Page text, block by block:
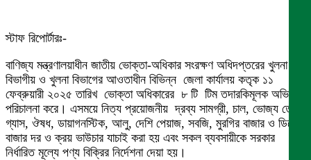
স্টাফ রিপোর্টারঃ-
বাণিজ্য মন্ত্রণালয়াধীন জাতীয় ভোক্তা-অধিকার সংরক্ষণ অধিদপ্তরের খুলনা
বিভাগীয় ও খুলনা বিভাগের আওতাধীন বিভিন্ন জেলা কার্যালয় কতৃক ১১
ফেব্রুয়ারী ২০২৫ তারিখ ভোক্তা অধিকারের ৮ টি টিম তদারকিমূলক অভিযান
পরিচালনা করে। এসময়ে নিত্য প্রয়োজনীয় দ্রব্য সামগ্রী, চাল, ভোজ্য তেল,
গ্যাস, ঔষধ, ডায়াগনস্টিক, আলু, দেশি পেয়াজ, সবজি, মুরগির বাজার ও ডিমের
বাজার দর ও ক্রয় ভাউচার যাচাই করা হয় এবং সকল ব্যবসায়ীকে সরকার
নির্ধারিত মূল্যে পণ্য বিক্রির নির্দেশনা দেয়া হয়।